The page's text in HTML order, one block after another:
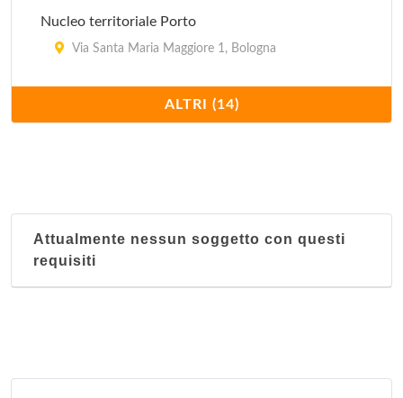
Nucleo territoriale Porto
Via Santa Maria Maggiore 1, Bologna
Nucleo territoriale Reno
Via Battindarno 123, Bologna
Nucleo territoriale San Vitale
ALTRI (14)
Attualmente nessun soggetto con questi
requisiti